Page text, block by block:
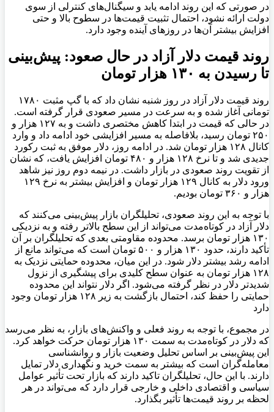
در صورتی که این روند ادامه یابد و سیگنال‌های کنترلی از سوی
دولت ارائه نشود، احتمال تثبیت قیمت‌ها در سطوح بالا و حتی
افزایش بیشتر آن‌ها در روزهای آینده وجود دارد.
روند قیمت دلار آزاد در حال صعود: پیش‌بینی
تا رسیدن به ۱۳۰ هزار تومان
روند قیمت دلار آزاد در روز شنبه نشان داد که با گپ مثبت ۱۷۸۰
تومانی آغاز شده و به سرعت در مسیر صعودی قرار گرفته است.
در حالی که قیمت در ابتدا کاهش مختصری داشت و به ۱۲۷ هزار و
۲۵۰ تومان رسید، بلافاصله به مسیر افزایشی خود ادامه داد و وارد
کانال ۱۲۸ هزار تومان شد. در ادامه روز، دلار موفق به ثبت رکورد
جدیدی شد و تا نرخ ۱۲۸ هزار و ۴۸۰ تومان افزایش یافت، که نشان
از تقویت روند صعودی در بازار داشت. در نیمه دوم روز نیز شاهد
ورود دلار به کانال ۱۲۹ هزار تومان و افزایش بیشتر به نرخ ۱۲۹
هزار و ۳۶۰ تومان بودیم.
با توجه به این روند صعودی، تحلیلگران بازار پیش‌بینی می‌کنند که
دلار آزاد در کوتاه‌مدت می‌تواند از این سطح بالاتر رفته و به نزدیکی
۱۳۰ هزار تومان برسد. محدوده مقاومتی بعدی که تحلیلگران بر آن
تأکید دارند، حدود ۱۳۰ هزار و ۵۰۰ تومان است که می‌تواند مانع از
ادامه رشد بیشتر دلار شود. در این میان، محدوده حمایتی نزدیک به
۱۲۸ هزار تومان به عنوان سطح کلیدی برای پیشگیری از نزول
شدیدتر دلار در نظر گرفته می‌شود. اگر دلار نتواند این محدوده
حمایتی را حفظ کند، احتمال بازگشت به زیر ۱۲۸ هزار تومان وجود
دارد
در مجموع، با توجه به روند فعلی و واکنش‌های بازار، به نظر می‌رسد
که دلار در کوتاه‌مدت به سمت ۱۳۰ هزار تومان حرکت خواهد کرد.
این پیش‌بینی بر اساس تحلیل وضعیت بازار و روانشناسی
معامله‌گران است که بیشتر به سمت خرید و نگهداری دلار تمایل
دارند. با این حال، تحلیلگران تاکید دارند که بازار تحت تأثیر عوامل
سیاسی و اقتصادی داخلی و خارجی قرار دارد که می‌تواند در هر
لحظه بر روند قیمت‌ها تأثیر بگذارد.